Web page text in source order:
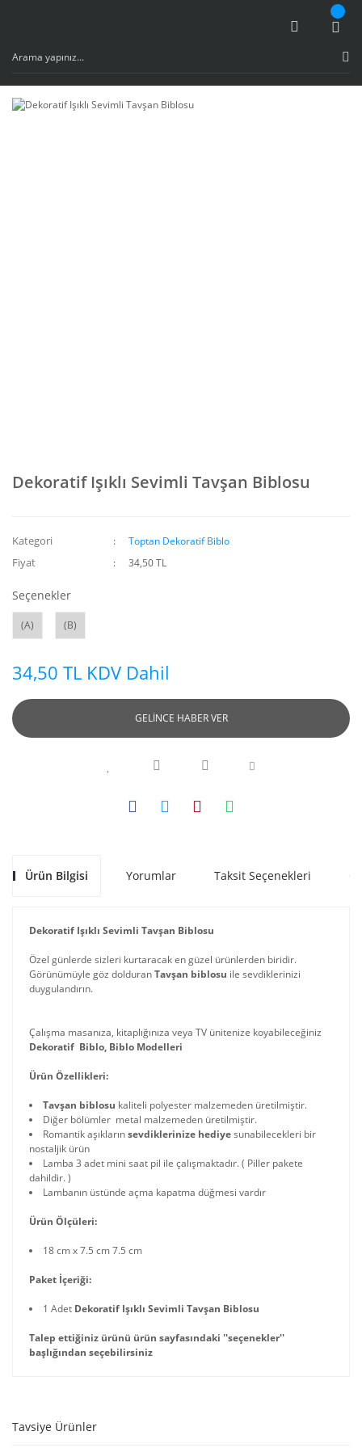
Dekoratif Işıklı Sevimli Tavşan Biblosu
Kategori Toptan Dekoratif Biblo
Fiyat 34,50 TL
Seçenekler
(A) (B)
34,50 TL KDV Dahil
GELİNCE HABER VER
Ürün Bilgisi Yorumlar Taksit Seçenekleri
Dekoratif Işıklı Sevimli Tavşan Biblosu
Özel günlerde sizleri kurtaracak en güzel ürünlerden biridir.
Görünümüyle göz dolduranTavşan biblosu ile sevdiklerinizi
duygulandırın.
Çalışma masanıza, kitaplığınıza veya TV ünitenize koyabileceğiniz
Dekoratif Biblo, Biblo Modelleri
Ürün Özellikleri:
Tavşan biblosu kaliteli polyester malzemeden üretilmiştir.
Diğer bölümler metal malzemeden üretilmiştir.
Romantik aşıklarınsevdiklerinize hediyesunabilecekleri bir
nostaljik ürün
Lamba 3 adet mini saat pil ile çalışmaktadır. ( Piller pakete
dahildir. )
Lambanın üstünde açma kapatma düğmesi vardır
Ürün Ölçüleri:
18 cm x 7.5 cm 7.5 cm
Paket İçeriği:
1 Adet Dekoratif Işıklı Sevimli Tavşan Biblosu
Talep ettiğiniz ürünü ürün sayfasındaki ''seçenekler''
başlığından seçebilirsiniz
Tavsiye Ürünler